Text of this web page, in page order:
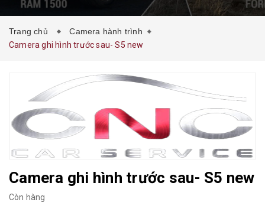
Trang chủ
Camera hành trình
Camera ghi hình trước sau- S5 new
Camera ghi hình trước sau- S5 new
Còn hàng